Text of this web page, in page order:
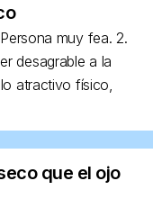
muy fea. 2.
desagrable a la
atractivo físico,
que el ojo